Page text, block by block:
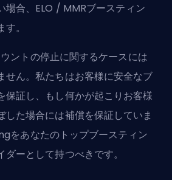
場合、ELO / MMRブースティン
。
ントの停止に関するケースには
せん。私たちはお客様に安全なブ
保証し、もし何かが起こりお客様
した場合には補償を保証していま
をあなたのトップブースティン
ーとして持つべきです。